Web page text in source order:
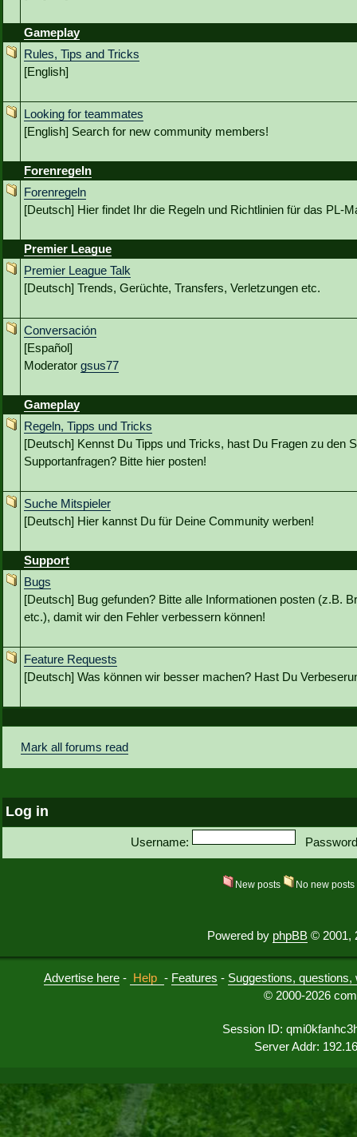
Gameplay
Rules, Tips and Tricks
[English]
Looking for teammates
[English] Search for new community members!
Forenregeln
Forenregeln
[Deutsch] Hier findet Ihr die Regeln und Richtlinien für das PL-
Premier League
Premier League Talk
[Deutsch] Trends, Gerüchte, Transfers, Verletzungen etc.
Conversación
[Español]
Moderator gsus77
Gameplay
Regeln, Tipps und Tricks
[Deutsch] Kennst Du Tipps und Tricks, hast Du Fragen zu den
Supportanfragen? Bitte hier posten!
Suche Mitspieler
[Deutsch] Hier kannst Du für Deine Community werben!
Support
Bugs
[Deutsch] Bug gefunden? Bitte alle Informationen posten (z.B.
etc.), damit wir den Fehler verbessern können!
Feature Requests
[Deutsch] Was können wir besser machen? Hast Du
Mark all forums read
Log in
Username:
New posts No new posts
Powered by phpBB © 2001,
Advertise here - Help - Features - Suggestions,
© 2000-2026
Session ID:
Server Addr: